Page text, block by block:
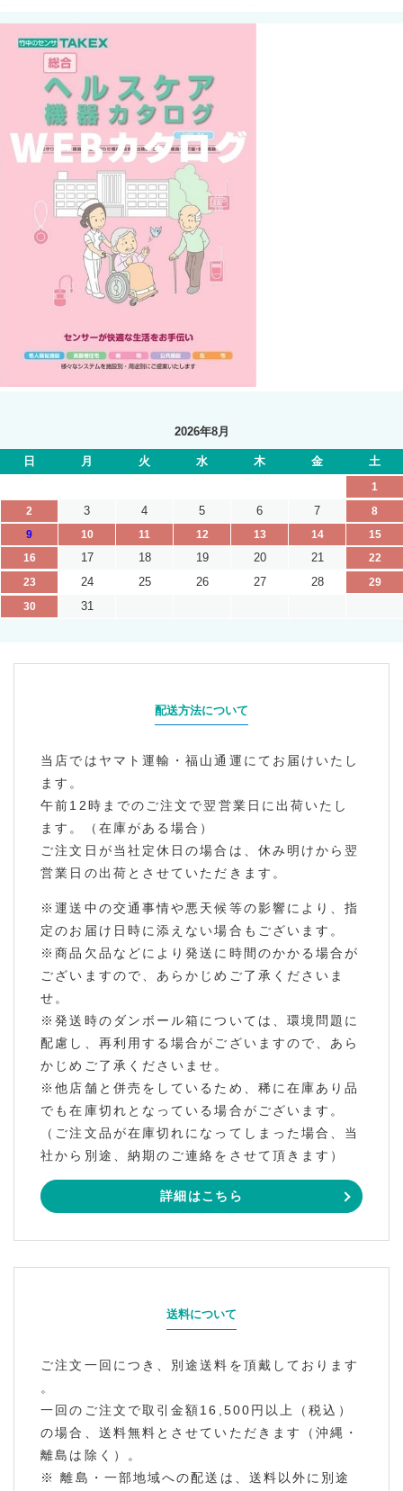
2026年8月
日 月 火 水 木 金 土
1
2
3 4 5 6 7
8
9
10 11 12 13 14
15
16
17 18 19 20 21
22
23
24 25 26 27 28
29
30
31
配送方法について
当店ではヤマト運輸・福山通運にてお届けいたし
ます。
午前12時までのご注文で翌営業日に出荷いたし
ます。（在庫がある場合）
ご注文日が当社定休日の場合は、休み明けから翌
営業日の出荷とさせていただきます。
※運送中の交通事情や悪天候等の影響により、指
定のお届け日時に添えない場合もございます。
※商品欠品などにより発送に時間のかかる場合が
ございますので、あらかじめご了承くださいま
せ。
※発送時のダンボール箱については、環境問題に
配慮し、再利用する場合がございますので、あら
かじめご了承くださいませ。
※他店舗と併売をしているため、稀に在庫あり品
でも在庫切れとなっている場合がございます。
（ご注文品が在庫切れになってしまった場合、当
社から別途、納期のご連絡をさせて頂きます）
詳細はこちら
送料について
ご注文一回につき、別途送料を頂戴しております
。
一回のご注文で取引金額16,500円以上（税込）
の場合、送料無料とさせていただきます（沖縄・
離島は除く）。
※ 離島・一部地域への配送は、送料以外に別途